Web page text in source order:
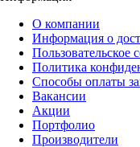
О компании
Информация о
Пользовательское
Политика
Способы оплаты
Вакансии
Акции
Портфолио
Производители